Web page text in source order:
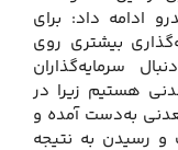
ادامه داد: برای
بیشتری روی
سرمایه‌گذاران
هستیم زیرا در
به‌دست آمده و
رسیدن به نتیجه